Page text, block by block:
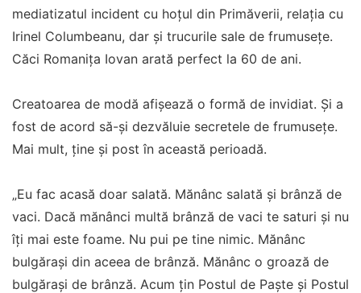
mediatizatul incident cu hoțul din Primăverii, relația cu
Irinel Columbeanu, dar și trucurile sale de frumusețe.
Căci Romanița Iovan arată perfect la 60 de ani.
Creatoarea de modă afișează o formă de invidiat. Și a
fost de acord să-și dezvăluie secretele de frumusețe.
Mai mult, ține și post în această perioadă.
„Eu fac acasă doar salată. Mănânc salată și brânză de
vaci. Dacă mănânci multă brânză de vaci te saturi și nu
îți mai este foame. Nu pui pe tine nimic. Mănânc
bulgărași din aceea de brânză. Mănânc o groază de
bulgărași de brânză. Acum țin Postul de Paște și Postul